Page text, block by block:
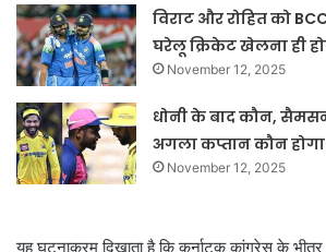
विराट और रोहित को
घरेलू क्रिकेट खेलना ही
November 12, 2025
धोनी के बाद कौन,
अगला कप्तान कौन
November 12, 2025
यह घटनाक्रम दिखाता है कि कर्नाटक कांग्रेस के